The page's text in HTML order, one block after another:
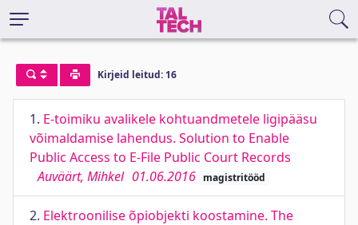
Kirjeid leitud: 16
1. E-toimiku avalikele kohtuandmetele ligipääsu
võimaldamise lahendus. Solution to Enable
Public Access to E-File Public Court Records
Auväärt, Mihkel 01.06.2016 magistritööd
2. Elektroonilise õpiobjekti koostamine. The